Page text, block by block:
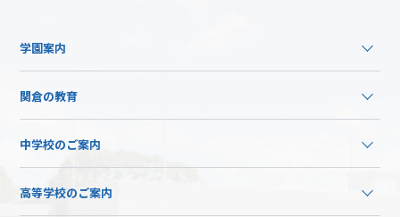
学園案内
関倉の教育
中学校のご案内
高等学校のご案内